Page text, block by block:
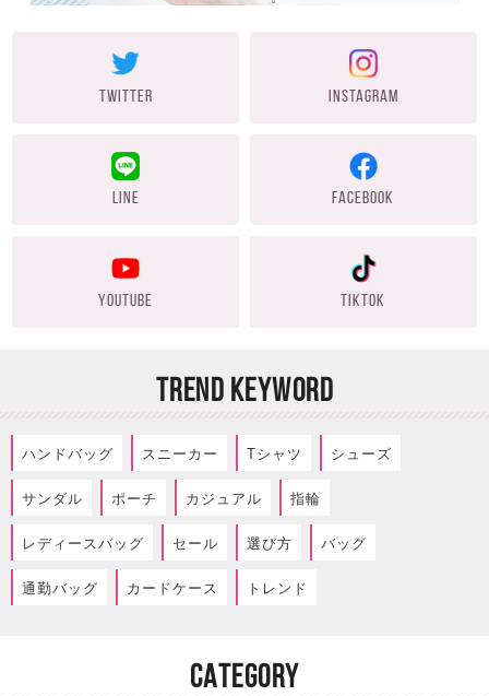
TWITTER INSTAGRAM
LINE FACEBOOK
YOUTUBE TIKTOK
TREND KEYWORD
ハンドバッグ スニーカー Tシャツ シューズ
サンダル ポーチ カジュアル 指輪
レディースバッグ セール 選び方 バッグ
通勤バッグ カードケース トレンド
CATEGORY